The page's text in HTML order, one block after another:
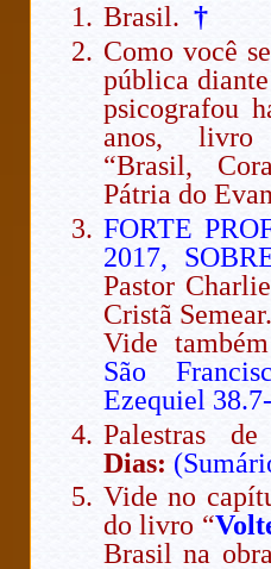
Brasil. †
Como você
pública
psicografou
anos, livro
“Brasil,
Pátria do
FORTE
2017,
Pastor
Cristã Semear.
Vide
São
Ezequiel
Palestras
Dias:
Vide no
do livro “
Brasil na